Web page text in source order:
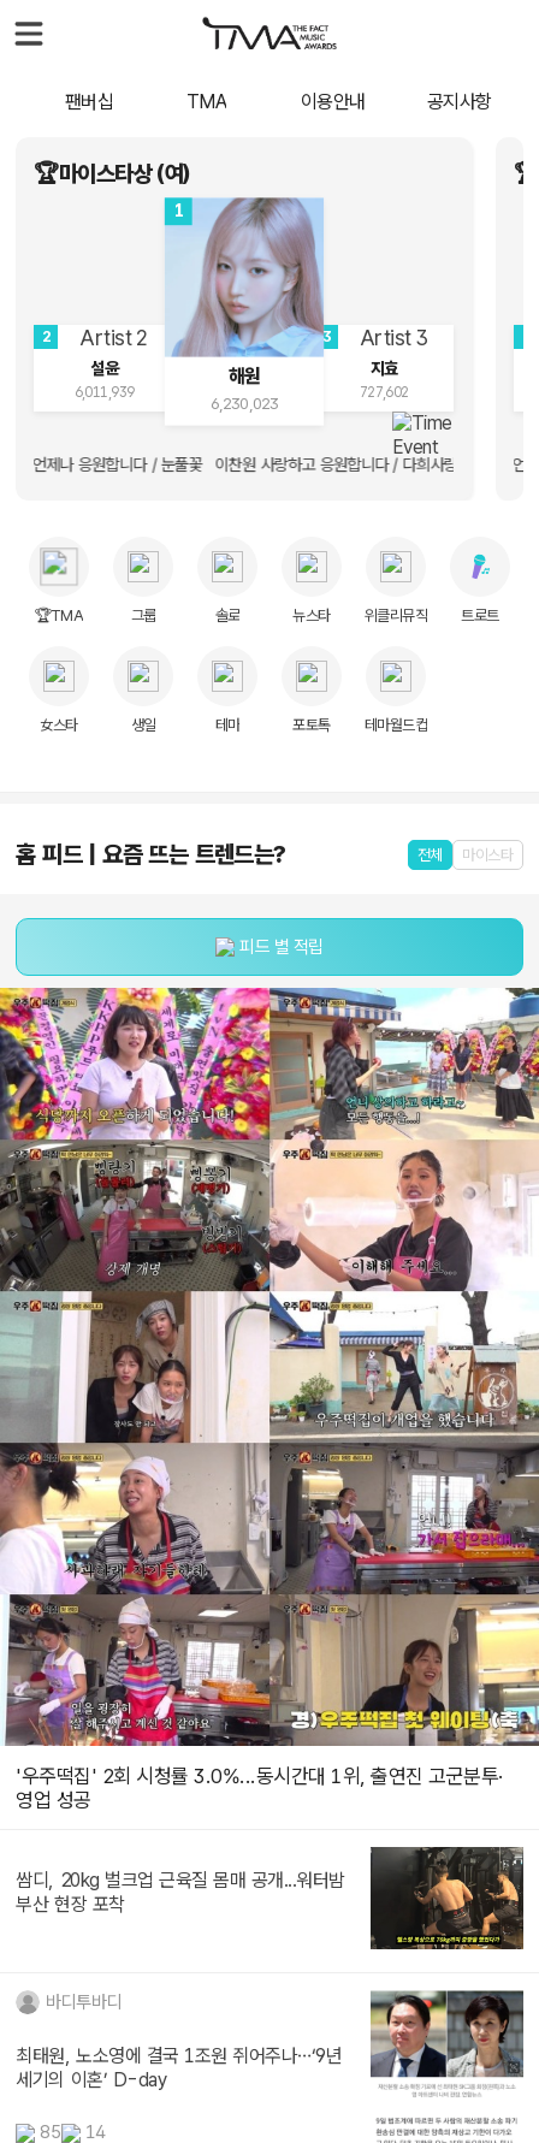
팬버십 TMA 이용안내 공지사항
🏆마이스타상 (여)
2
설윤
6,011,939
1
해원
6,230,023
3
지효
727,602
눈풀꽃 이찬원 사랑하고 응원합니다 / 다희사랑 Sullyoon we love
오내언사 / 핑크빛사랑초 임영웅✨️승승장구하시길 언제나 응원합니다
I LOVE
🏆TMA 그룹 솔로 뉴스타 위클리뮤직 트로트
女스타 생일 테마 포토톡 테마월드컵
홈 피드 | 요즘 뜨는 트렌드는? 전체 마이스타
피드 별 적립
'우주떡집' 2회 시청률 3.0%...동시간대 1위, 출연진 고군분투·
영업 성공
쌈디, 20kg 벌크업 근육질 몸매 공개...워터밤
부산 현장 포착
바디투바디
최태원, 노소영에 결국 1조원 쥐어주나…‘9년
세기의 이혼’ D-day
85 14